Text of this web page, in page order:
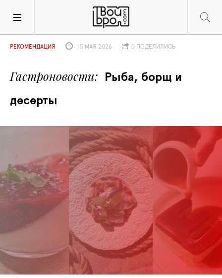
Гастроновости
Рыба, борщ и
десерты
РЕКОМЕНДАЦИЯ 15 МАЯ 2026 0 ПОДЕЛИЛИСЬ